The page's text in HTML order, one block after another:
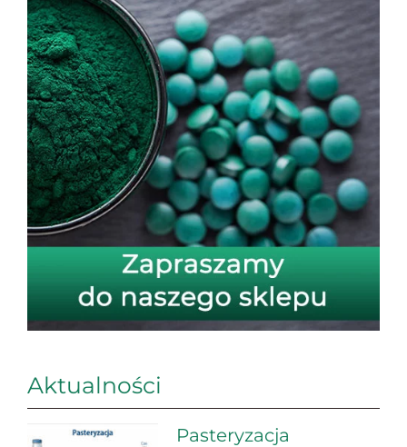
Aktualności
Pasteryzacja